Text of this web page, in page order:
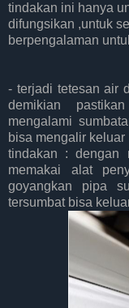
tindakan ini hanya
difungsikan ,untuk
berpengalaman
- terjadi tetesan air
demikian
mengalami
bisa mengalir keluar
tindakan : dengan
memakai alat
goyangkan pipa
tersumbat bisa